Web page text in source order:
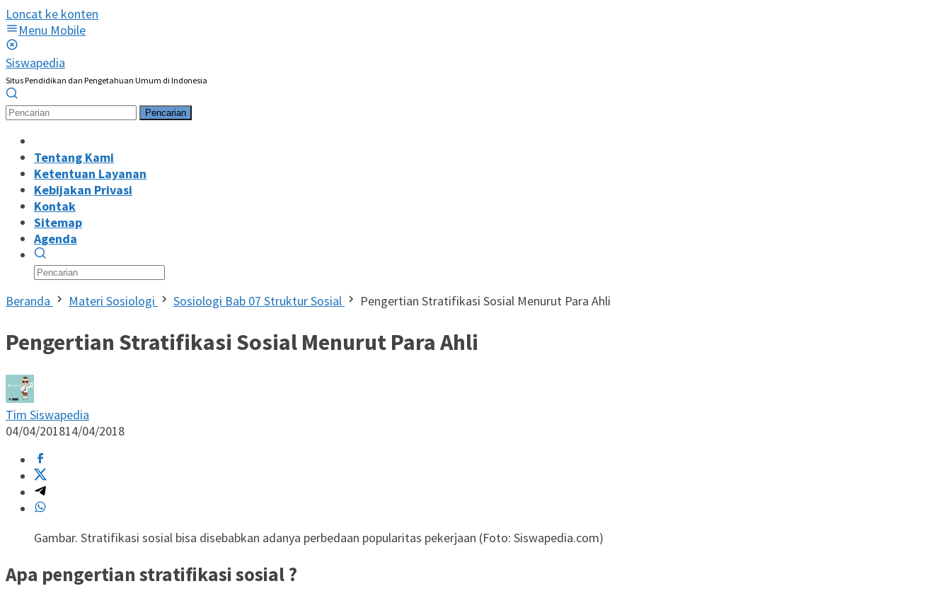
Loncat ke konten
Menu Mobile
Siswapedia
Situs Pendidikan dan Pengetahuan Umum di Indonesia
Pencarian
Tentang Kami
Ketentuan Layanan
Kebijakan Privasi
Kontak
Sitemap
Agenda
Beranda Materi Sosiologi Sosiologi Bab 07 Struktur Sosial Pengertian Stratifikasi Sosial Menurut Para Ahli
Pengertian Stratifikasi Sosial Menurut Para Ahli
Tim Siswapedia
04/04/201814/04/2018
Gambar. Stratifikasi sosial bisa disebabkan adanya perbedaan popularitas pekerjaan (Foto: Siswapedia.com)
Apa pengertian stratifikasi sosial ?